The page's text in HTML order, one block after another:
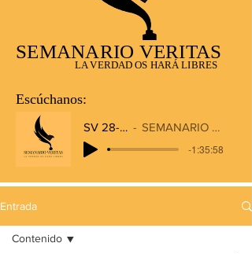
SEMANARIO VERITAS
LA VERDAD OS HARÁ LIBRES
Escúchanos:
SV 28-12-2025
SEMANARIO VERITAS RADIO
-1:35:58
Entrada
Contenido